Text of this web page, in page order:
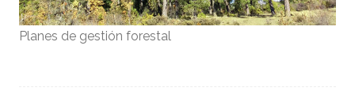
Planes de gestión forestal